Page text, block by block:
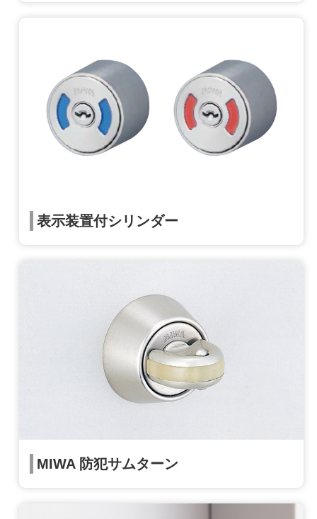
表示装置付シリンダー
MIWA 防犯サムターン